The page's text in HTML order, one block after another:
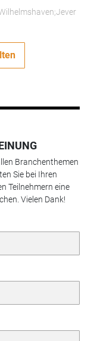
Branchenthemen
Sie bei Ihren
Teilnehmern eine
Vielen Dank!